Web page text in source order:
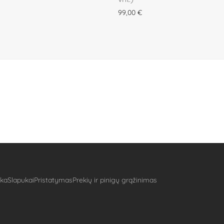
99,00 €
SlapukaiPristatymasPrekių ir pinigų grąžinimas